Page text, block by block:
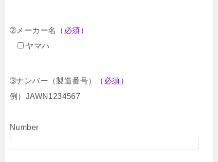
➁メーカー名
（必須）
ヤマハ
➂ナンバー（製造番号）
（必須）
例）JAWN1234567
Number